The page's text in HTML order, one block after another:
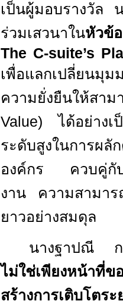
เป็นผู้มอบรางวัล
ร่วมเสวนาในหัวข้
The C-suite’s
เพื่อแลกเปลี่ยนมุม
ความยั่งยืนให้สา
Value)ได้อย่าง
ระดับสูงในการผ
องค์กร ควบคู่กับ
งาน ความสามาร
ยาวอย่างสมดุล
นางฐาปณี
ไม่ใช่เพียงหน้าที่
สร้างการเติบโตร